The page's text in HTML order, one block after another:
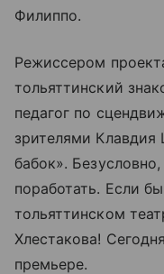
Филиппо.
Режиссером
тольяттинский
педагог по
зрителями Клавдия
бабок».
поработать. Если
тольяттинском
Хлестакова!
премьере.